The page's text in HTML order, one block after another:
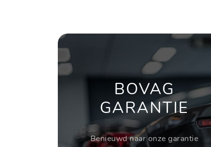
BOVAG
GARANTIE
Benieuwd naar onze garantie